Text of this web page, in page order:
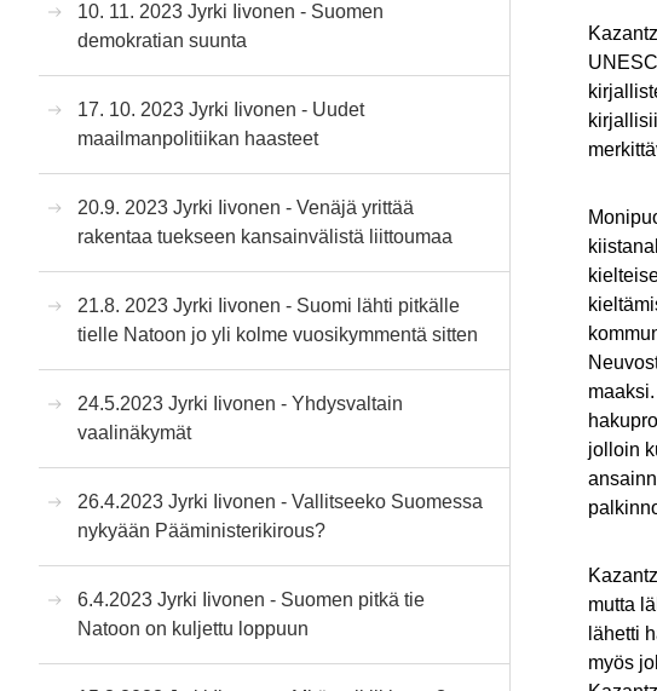
jolloin
mutta
lähetti
myös
10. 11. 2023 Jyrki Iivonen - Suomen
demokratian suunta
17. 10. 2023 Jyrki Iivonen - Uudet
maailmanpolitiikan haasteet
20.9. 2023 Jyrki Iivonen - Venäjä yrittää
rakentaa tuekseen kansainvälistä liittoumaa
21.8. 2023 Jyrki Iivonen - Suomi lähti pitkälle
tielle Natoon jo yli kolme vuosikymmentä sitten
24.5.2023 Jyrki Iivonen - Yhdysvaltain
vaalinäkymät
26.4.2023 Jyrki Iivonen - Vallitseeko Suomessa
nykyään Pääministerikirous?
6.4.2023 Jyrki Iivonen - Suomen pitkä tie
Natoon on kuljettu loppuun